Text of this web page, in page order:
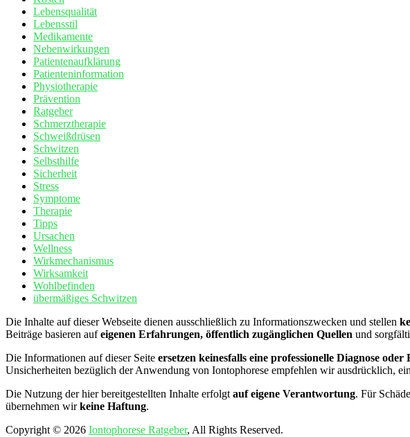
Lebensqualität
Lebensstil
Medikamente
Nebenwirkungen
Patientenaufklärung
Patienteninformation
Physiotherapie
Prävention
Ratgeber
Schmerztherapie
Schweißdrüsen
Schwitzen
Selbsthilfe
Sicherheit
Stress
Symptome
Therapie
Tipps
Ursachen
Wellness
Wirkmechanismus
Wirksamkeit
Wohlbefinden
übermäßiges Schwitzen
Die Inhalte auf dieser Webseite dienen ausschließlich zu Informationszwecken und stellen
Beiträge basieren aufeigenen Erfahrungen, öffentlich zugänglichen Quellen und
Die Informationen auf dieser Seite ersetzen keinesfalls eine professionelle Diagnose
Unsicherheiten bezüglich der Anwendung von Iontophorese empfehlen wir ausdrücklich,
Die Nutzung der hier bereitgestellten Inhalte erfolgt auf eigene Verantwortung. Für
übernehmen wirkeine Haftung.
Copyright © 2026 Iontophorese Ratgeber, All Rights Reserved.